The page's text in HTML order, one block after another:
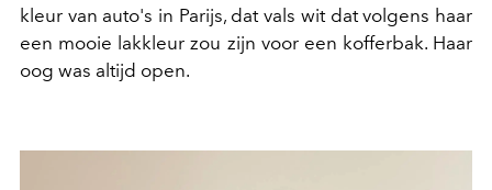
kleur van auto's in Parijs, dat vals wit dat volgens haar
een mooie lakkleur zou zijn voor een kofferbak. Haar
oog was altijd open.